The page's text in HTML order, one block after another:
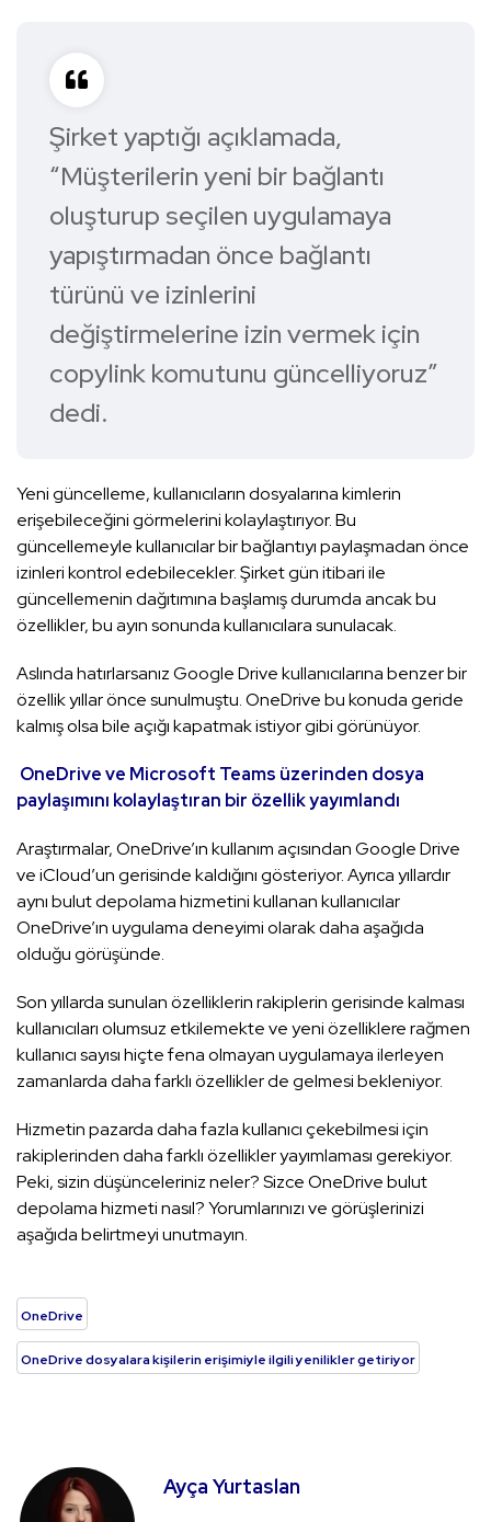
Şirket yaptığı açıklamada,
“Müşterilerin yeni bir bağlantı
oluşturup seçilen uygulamaya
yapıştırmadan önce bağlantı
türünü ve izinlerini
değiştirmelerine izin vermek için
copylink komutunu güncelliyoruz”
dedi.
Yeni güncelleme, kullanıcıların dosyalarına kimlerin
erişebileceğini görmelerini kolaylaştırıyor. Bu
güncellemeyle kullanıcılar bir bağlantıyı paylaşmadan önce
izinleri kontrol edebilecekler. Şirket gün itibari ile
güncellemenin dağıtımına başlamış durumda ancak bu
özellikler, bu ayın sonunda kullanıcılara sunulacak.
Aslında hatırlarsanız Google Drive kullanıcılarına benzer bir
özellik yıllar önce sunulmuştu. OneDrive bu konuda geride
kalmış olsa bile açığı kapatmak istiyor gibi görünüyor.
OneDrive ve Microsoft Teams üzerinden dosya
paylaşımını kolaylaştıran bir özellik yayımlandı
Araştırmalar, OneDrive’ın kullanım açısından Google Drive
ve iCloud’un gerisinde kaldığını gösteriyor. Ayrıca yıllardır
aynı bulut depolama hizmetini kullanan kullanıcılar
OneDrive’ın uygulama deneyimi olarak daha aşağıda
olduğu görüşünde.
Son yıllarda sunulan özelliklerin rakiplerin gerisinde kalması
kullanıcıları olumsuz etkilemekte ve yeni özelliklere rağmen
kullanıcı sayısı hiçte fena olmayan uygulamaya ilerleyen
zamanlarda daha farklı özellikler de gelmesi bekleniyor.
Hizmetin pazarda daha fazla kullanıcı çekebilmesi için
rakiplerinden daha farklı özellikler yayımlaması gerekiyor.
Peki, sizin düşünceleriniz neler? Sizce OneDrive bulut
depolama hizmeti nasıl? Yorumlarınızı ve görüşlerinizi
aşağıda belirtmeyi unutmayın.
OneDrive
OneDrive dosyalara kişilerin erişimiyle ilgili yenilikler getiriyor
Ayça Yurtaslan